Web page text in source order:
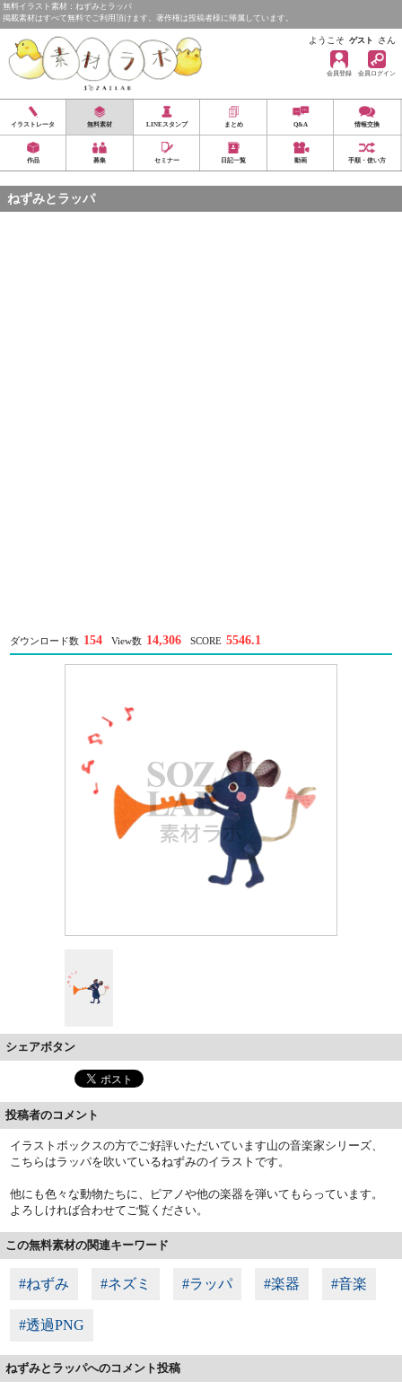
無料イラスト素材：ねずみとラッパ
掲載素材はすべて無料でご利用頂けます。著作権は投稿者様に帰属しています。
ようこそ ゲスト さん
会員登録 会員ログイン
イラストレータ 無料素材 LINEスタンプ まとめ Q&A 情報交換
作品 募集 セミナー 日記一覧 動画 手順・使い方
ねずみとラッパ
ダウンロード数 154 View数 14,306 SCORE 5546.1
シェアボタン
投稿者のコメント
イラストボックスの方でご好評いただいています山の音楽家シリーズ、
こちらはラッパを吹いているねずみのイラストです。
他にも色々な動物たちに、ピアノや他の楽器を弾いてもらっています。
よろしければ合わせてご覧ください。
この無料素材の関連キーワード
#ねずみ #ネズミ #ラッパ #楽器 #音楽
#透過PNG
ねずみとラッパへのコメント投稿